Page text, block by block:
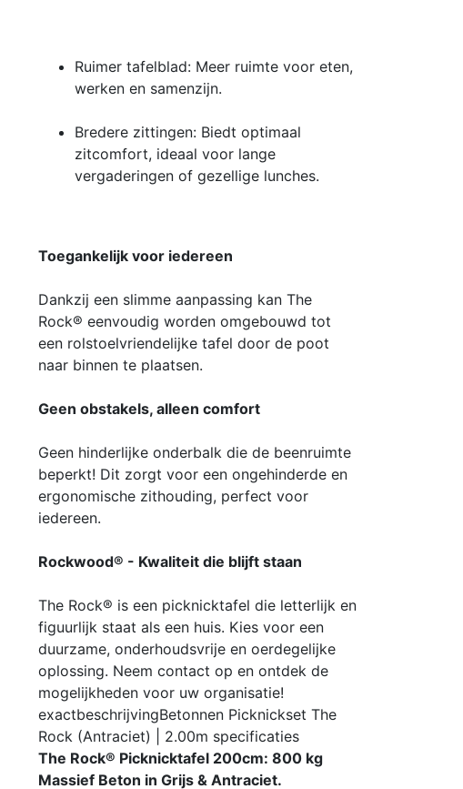
Ruimer tafelblad: Meer ruimte voor eten,
werken en samenzijn.
Bredere zittingen: Biedt optimaal
zitcomfort, ideaal voor lange
vergaderingen of gezellige lunches.
Toegankelijk voor iedereen
Dankzij een slimme aanpassing kan The
Rock® eenvoudig worden omgebouwd tot
een rolstoelvriendelijke tafel door de poot
naar binnen te plaatsen.
Geen obstakels, alleen comfort
Geen hinderlijke onderbalk die de beenruimte
beperkt! Dit zorgt voor een ongehinderde en
ergonomische zithouding, perfect voor
iedereen.
Rockwood® - Kwaliteit die blijft staan
The Rock® is een picknicktafel die letterlijk en
figuurlijk staat als een huis. Kies voor een
duurzame, onderhoudsvrije en oerdegelijke
oplossing. Neem contact op en ontdek de
mogelijkheden voor uw organisatie!
exactbeschrijvingBetonnen Picknickset The
Rock (Antraciet) | 2.00m specificaties
The Rock® Picknicktafel 200cm: 800 kg
Massief Beton in Grijs & Antraciet.